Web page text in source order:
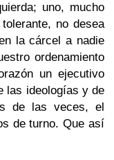
uno, mucho
no desea
la cárcel a nadie
ordenamiento
un ejecutivo
las ideologías y de
de las veces, el
de turno. Que así